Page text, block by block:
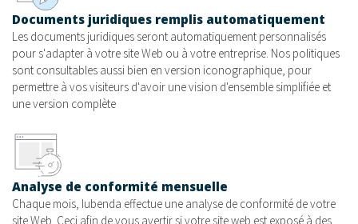
Documents juridiques remplis automatiquement
Les documents juridiques seront automatiquement personnalisés
pour s'adapter à votre site Web ou à votre entreprise. Nos politiques
sont consultables aussi bien en version iconographique, pour
permettre à vos visiteurs d'avoir une vision d'ensemble simplifiée et
une version complète
Analyse de conformité mensuelle
Chaque mois, Iubenda effectue une analyse de conformité de votre
site Web. Ceci afin de vous avertir si votre site web est exposé à des